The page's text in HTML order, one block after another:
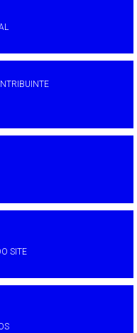
SITE